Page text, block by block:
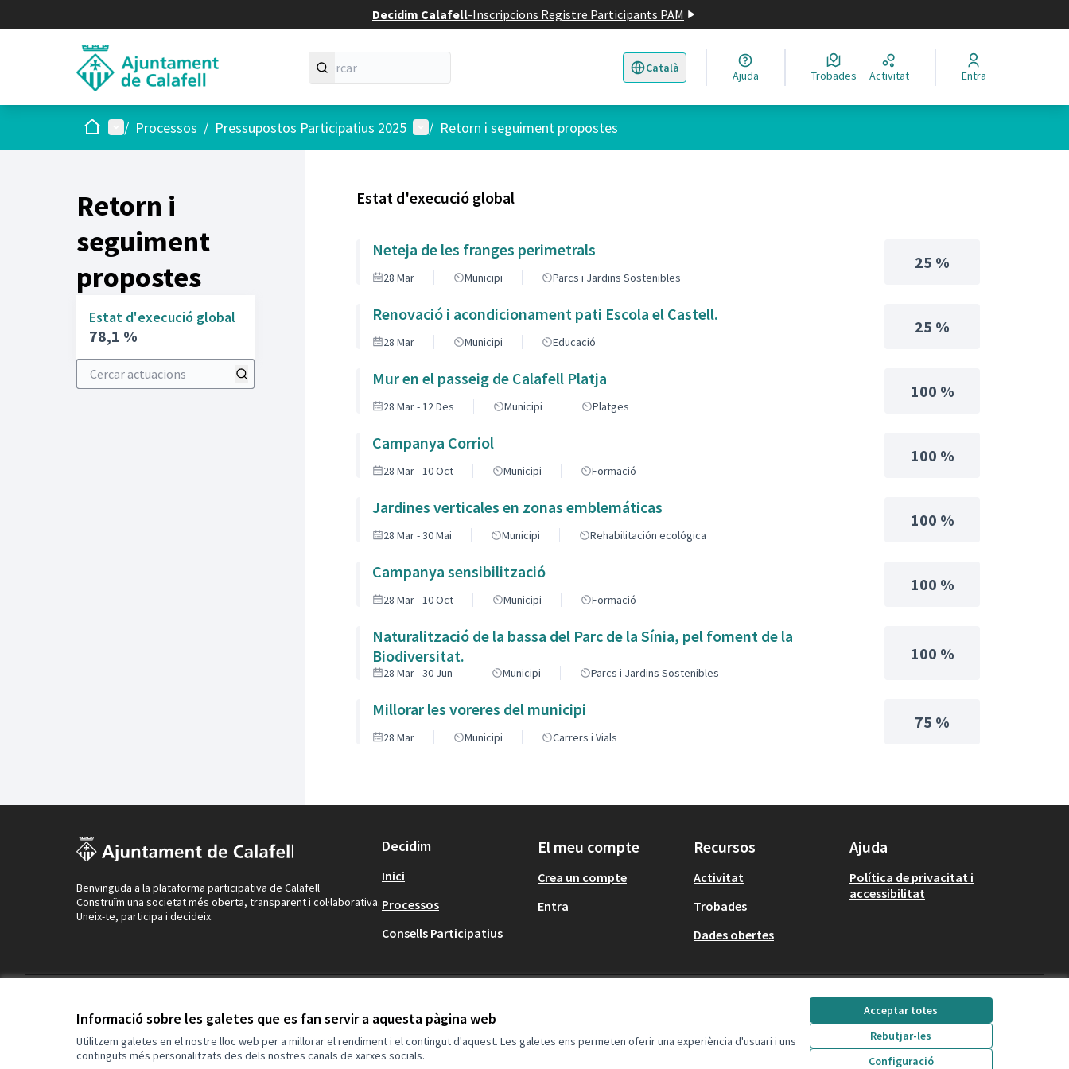
Informació sobre les galetes que es fan servir a aquesta pàgina web
Utilitzem galetes en el nostre lloc web per a millorar el rendiment i el contingut d'aquest. Les galetes ens permeten oferir una experiència d'usuari i uns
continguts més personalitzats des dels nostres canals de xarxes socials.
Acceptar totes
Rebutjar-les
Configuració
Decidim Calafell-Inscripcions Registre Participants PAM
Català
Triar la llengua Elegir el idioma
Ajuda Trobades Activitat Entra
Inici Menú principal
/ Processos / Pressupostos Participatius 2025 Menú d'usuari
/ Retorn i seguiment propostes
Retorn i
seguiment
propostes
Estat d'execució global
78,1 %
Cercar actuacions
Estat d'execució global
Neteja de les franges perimetrals
28 Mar Municipi Parcs i Jardins Sostenibles
25 %
Renovació i acondicionament pati Escola el Castell.
28 Mar Municipi Educació
25 %
Mur en el passeig de Calafell Platja
28 Mar - 12 Des Municipi Platges
100 %
Campanya Corriol
28 Mar - 10 Oct Municipi Formació
100 %
Jardines verticales en zonas emblemáticas
28 Mar - 30 Mai Municipi Rehabilitación ecológica
100 %
Campanya sensibilització
28 Mar - 10 Oct Municipi Formació
100 %
Naturalització de la bassa del Parc de la Sínia, pel foment de la
Biodiversitat.
28 Mar - 30 Jun Municipi Parcs i Jardins Sostenibles
100 %
Millorar les voreres del municipi
28 Mar Municipi Carrers i Vials
75 %
Benvinguda a la plataforma participativa de Calafell
Construïm una societat més oberta, transparent i col·laborativa.
Uneix-te, participa i decideix.
Decidim
Inici
Processos
Consells Participatius
El meu compte
Crea un compte
Entra
Recursos
Activitat
Trobades
Dades obertes
Ajuda
Política de privacitat i
accessibilitat
Decidim Calafell a X
(Enllaç extern)
Decidim Calafell a Facebook
(Enllaç extern)
Decidim Calafell a YouTube
(Enllaç extern)
Decidim Calafell a
(Enllaç extern)